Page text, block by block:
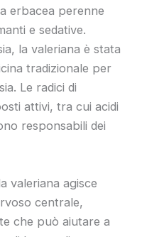
erbacea perenne
e sedative.
la valeriana è stata
tradizionale per
Le radici di
attivi, tra cui acidi
responsabili dei
valeriana agisce
centrale,
che può aiutare a